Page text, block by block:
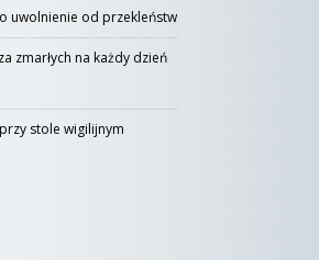
uwolnienie od przekleństw
zmarłych na każdy dzień
stole wigilijnym